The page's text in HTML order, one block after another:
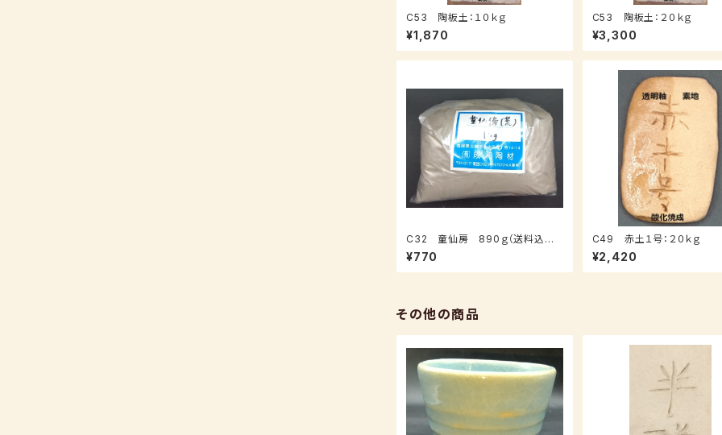
C53 陶板土：１０ｋｇ
¥1,870
C53 陶板土：２０ｋｇ
¥3,300
C32 童仙房 890ｇ（送料込み：
クロネコパケット）
¥770
C49 赤土１号：２０ｋｇ
¥2,420
その他の商品